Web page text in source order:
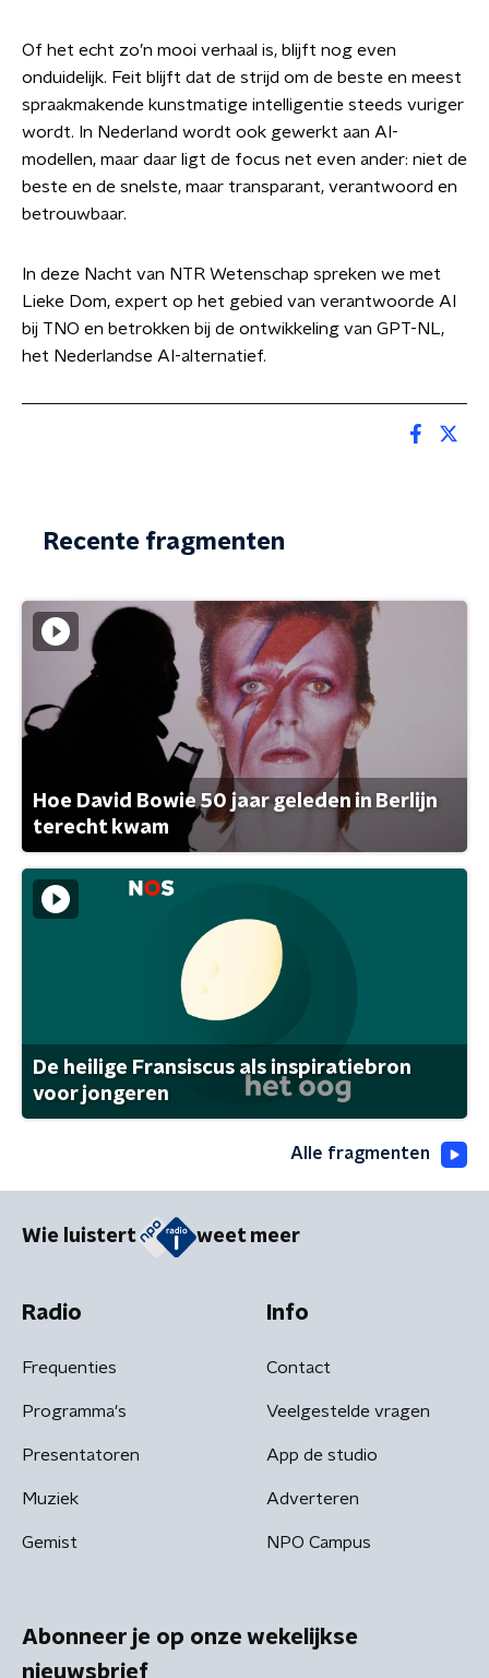
Of het echt zo’n mooi verhaal is, blijft nog even
onduidelijk. Feit blijft dat de strijd om de beste en meest
spraakmakende kunstmatige intelligentie steeds vuriger
wordt. In Nederland wordt ook gewerkt aan AI-
modellen, maar daar ligt de focus net even ander: niet de
beste en de snelste, maar transparant, verantwoord en
betrouwbaar.
In deze Nacht van NTR Wetenschap spreken we met
Lieke Dom, expert op het gebied van verantwoorde AI
bij TNO en betrokken bij de ontwikkeling van GPT-NL,
het Nederlandse AI-alternatief.
Recente fragmenten
Hoe David Bowie 50 jaar geleden in Berlijn
terecht kwam
De heilige Fransiscus als inspiratiebron
voor jongeren
Alle fragmenten
Wie luistert weet meer
Radio
Frequenties
Programma's
Presentatoren
Muziek
Gemist
Info
Contact
Veelgestelde vragen
App de studio
Adverteren
NPO Campus
Abonneer je op onze wekelijkse
nieuwsbrief